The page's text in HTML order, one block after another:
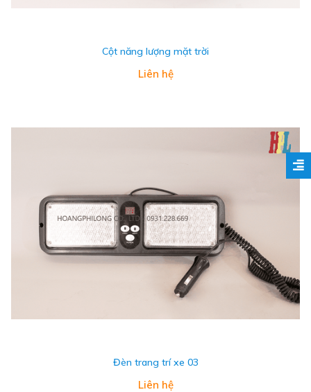
Cột năng lượng mặt trời
Liên hệ
Đèn trang trí xe 03
Liên hệ